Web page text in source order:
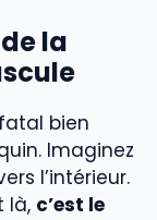
la
bien
Imaginez
l’intérieur.
là, c’est le